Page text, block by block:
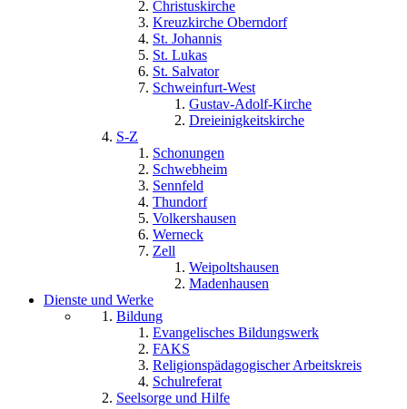
Christuskirche
Kreuzkirche Oberndorf
St. Johannis
St. Lukas
St. Salvator
Schweinfurt-West
Gustav-Adolf-Kirche
Dreieinigkeitskirche
S-Z
Schonungen
Schwebheim
Sennfeld
Thundorf
Volkershausen
Werneck
Zell
Weipoltshausen
Madenhausen
Dienste und Werke
Bildung
Evangelisches Bildungswerk
FAKS
Religionspädagogischer Arbeitskreis
Schulreferat
Seelsorge und Hilfe